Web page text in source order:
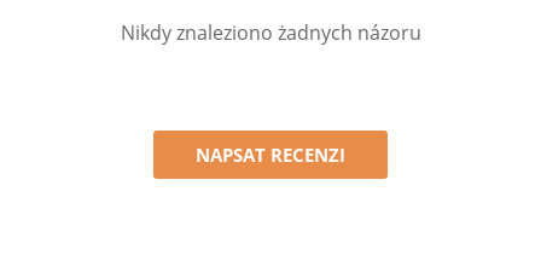
Nikdy znaleziono żadnych názoru
NAPSAT RECENZI